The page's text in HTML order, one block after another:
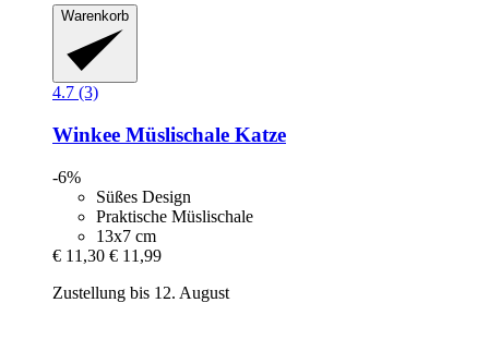
Warenkorb
4.7 (3)
Winkee Müslischale Katze
-6%
Süßes Design
Praktische Müslischale
13x7 cm
€ 11,30 € 11,99
Zustellung bis 12. August